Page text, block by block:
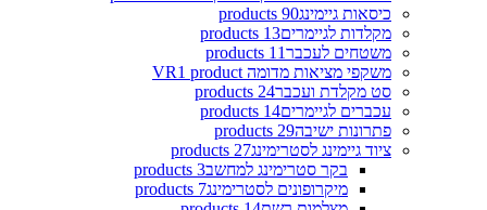
כיסאות גיימינג90 products
מקלדות לגיימרים13 products
משטחים לעכבר11 products
משקפי מציאות מדומה VR 1 product
סט מקלדת ועכבר24 products
עכברים לגיימרים14 products
פתרונות ישיבה29 products
ציוד גיימינג לסטרימינג27 products
בקר סטרימינג למחשב3 products
מיקרופונים לסטרימינג7 products